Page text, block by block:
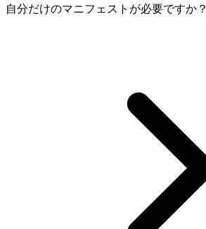
自分だけのマニフェストが必要ですか？